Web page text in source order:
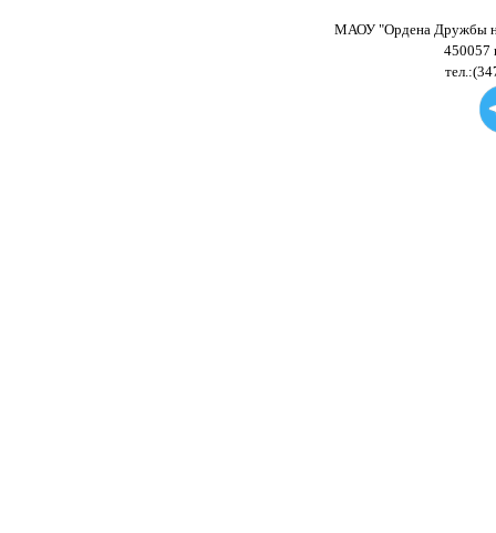
МАОУ "Ордена Дружбы
450057